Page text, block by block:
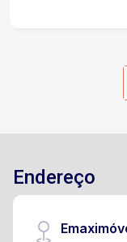
Shopping
comércios,
Endereço